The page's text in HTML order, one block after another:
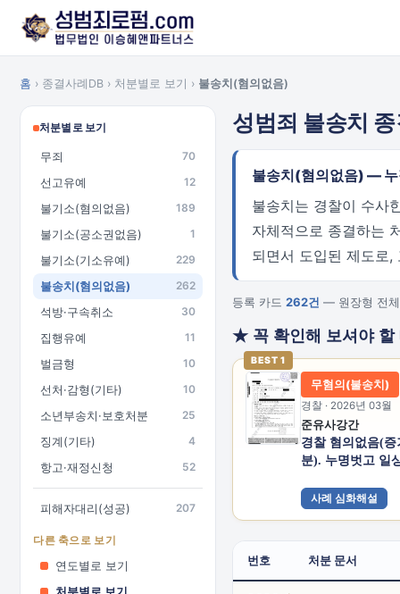
홈 › 종결사례DB › 처분별로 보기 › 불송치(혐의없음)
처분별로 보기
무죄 70
선고유예 12
불기소(혐의없음) 189
불기소(공소권없음) 1
불기소(기소유예) 229
불송치(혐의없음) 262
석방·구속취소 30
집행유예 11
벌금형 10
선처·감형(기타) 10
소년부송치·보호처분 25
징계(기타) 4
항고·재정신청 52
피해자대리(성공) 207
다른 축으로 보기
연도별로 보기
성범죄 불송치
불송치(혐의없음) —
불송치는 경찰이 수사
자체적으로 종결하는
되면서 도입된 제도로
등록 카드 262건 — 원장형 전체
★ 꼭 확인해 보셔야 할
BEST 1
무혐의(불송치)
경찰 · 2026년 03월
준유사강간
경찰 혐의없음(증
분). 누명벗고 일
사례 심화해설
번호 처분 문서